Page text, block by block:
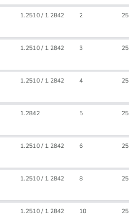
1.2510 / 1.2842 2 25
1.2510 / 1.2842 3 25
1.2510 / 1.2842 4 25
1.2842 5 25
1.2510 / 1.2842 6 25
1.2510 / 1.2842 8 25
1.2510 / 1.2842 10 25